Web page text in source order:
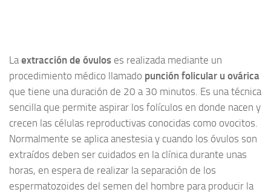
Laextracción de óvulos es realizada mediante un
procedimiento médico llamado punción folicular u ovárica
que tiene una duración de 20 a 30 minutos. Es una técnica
sencilla que permite aspirar los folículos en donde nacen y
crecen las células reproductivas conocidas como ovocitos.
Normalmente se aplica anestesia y cuando los óvulos son
extraídos deben ser cuidados en la clínica durante unas
horas, en espera de realizar la separación de los
espermatozoides del semen del hombre para producir la